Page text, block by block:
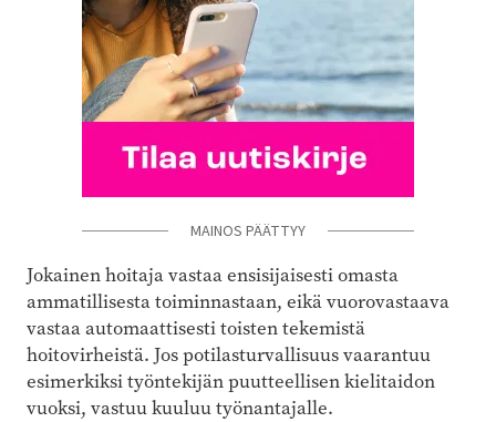
MAINOS PÄÄTTYY
Jokainen hoitaja vastaa ensisijaisesti omasta
ammatillisesta toiminnastaan, eikä vuorovastaava
vastaa automaattisesti toisten tekemistä
hoitovirheistä. Jos potilasturvallisuus vaarantuu
esimerkiksi työntekijän puutteellisen kielitaidon
vuoksi, vastuu kuuluu työnantajalle.